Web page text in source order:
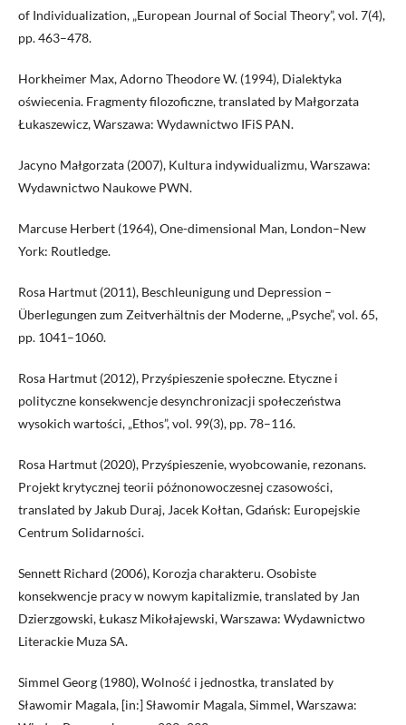
of Individualization, „European Journal of Social Theory”, vol. 7(4),
pp. 463–478.
Horkheimer Max, Adorno Theodore W. (1994), Dialektyka
oświecenia. Fragmenty filozoficzne, translated by Małgorzata
Łukaszewicz, Warszawa: Wydawnictwo IFiS PAN.
Jacyno Małgorzata (2007), Kultura indywidualizmu, Warszawa:
Wydawnictwo Naukowe PWN.
Marcuse Herbert (1964), One-dimensional Man, London–New
York: Routledge.
Rosa Hartmut (2011), Beschleunigung und Depression –
Überlegungen zum Zeitverhältnis der Moderne, „Psyche”, vol. 65,
pp. 1041–1060.
Rosa Hartmut (2012), Przyśpieszenie społeczne. Etyczne i
polityczne konsekwencje desynchronizacji społeczeństwa
wysokich wartości, „Ethos”, vol. 99(3), pp. 78–116.
Rosa Hartmut (2020), Przyśpieszenie, wyobcowanie, rezonans.
Projekt krytycznej teorii późnonowoczesnej czasowości,
translated by Jakub Duraj, Jacek Kołtan, Gdańsk: Europejskie
Centrum Solidarności.
Sennett Richard (2006), Korozja charakteru. Osobiste
konsekwencje pracy w nowym kapitalizmie, translated by Jan
Dzierzgowski, Łukasz Mikołajewski, Warszawa: Wydawnictwo
Literackie Muza SA.
Simmel Georg (1980), Wolność i jednostka, translated by
Sławomir Magala, [in:] Sławomir Magala, Simmel, Warszawa: